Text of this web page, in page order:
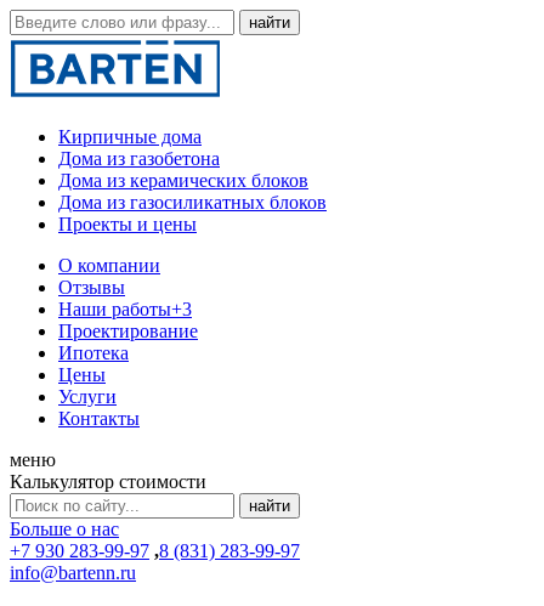
Кирпичные дома
Дома из газобетона
Дома из керамических блоков
Дома из газосиликатных блоков
Проекты и цены
О компании
Отзывы
Наши работы+3
Проектирование
Ипотека
Цены
Услуги
Контакты
меню
Калькулятор стоимости
Больше о нас
+7 930 283-99-97 ,8 (831) 283-99-97
info@bartenn.ru